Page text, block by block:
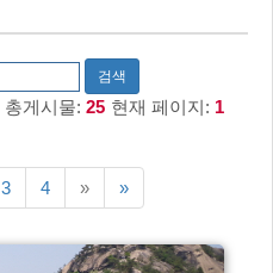
검색
총게시물: 25 현재 페이지: 1
3 4 »다음5페이지
»맨끝
페이지